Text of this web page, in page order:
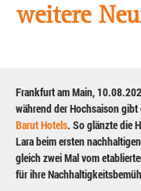
weitere
Frankfurt am Main,
während der Hochsaison
Barut Hotels. So glänzte die
Lara beim ersten
gleich zwei Mal vom
für ihre